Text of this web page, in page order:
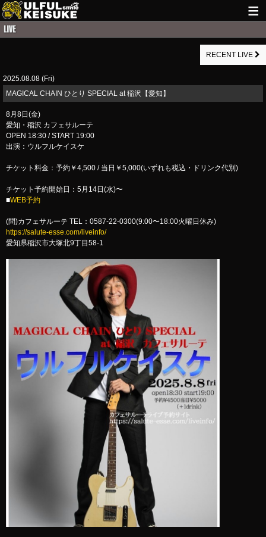
GUITAR WORKS
RECENT LIVE
2025.08.08 (Fri)
MAGICAL CHAIN ひとり SPECIAL at 稲沢【愛知】
8月8日(金)
愛知・稲沢 カフェサルーテ
OPEN 18:30 / START 19:00
出演：ウルフルケイスケ
チケット料金：予約￥4,500 / 当日￥5,000(いずれも税込・ドリンク代別)
チケット予約開始日：5月14日(水)〜
■WEB予約
(問)カフェサルーテ TEL：0587-22-0300(9:00〜18:00火曜日休み)
https://salute-esse.com/liveinfo/
愛知県稲沢市大塚北9丁目58-1